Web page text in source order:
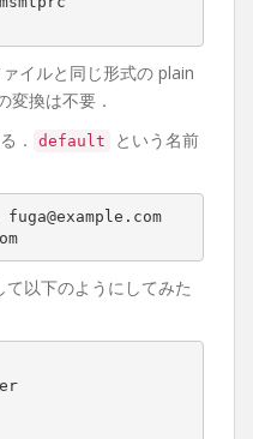
イルと同じ形式の plain
換は不要．
．
default
という名前
以下のようにしてみた